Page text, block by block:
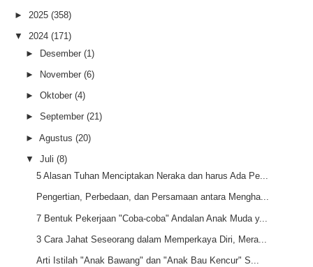
► 2025 (358)
▼ 2024 (171)
► Desember (1)
► November (6)
► Oktober (4)
► September (21)
► Agustus (20)
▼ Juli (8)
5 Alasan Tuhan Menciptakan Neraka dan harus Ada Pe...
Pengertian, Perbedaan, dan Persamaan antara Mengha...
7 Bentuk Pekerjaan "Coba-coba" Andalan Anak Muda y...
3 Cara Jahat Seseorang dalam Memperkaya Diri, Mera...
Arti Istilah "Anak Bawang" dan "Anak Bau Kencur" S...